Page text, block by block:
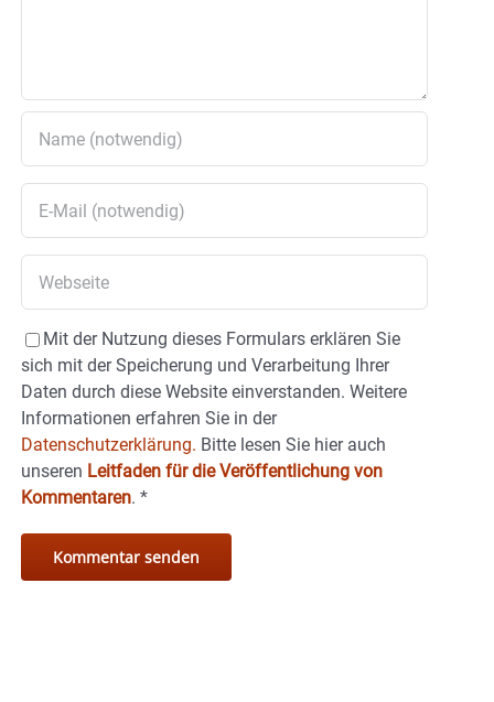
Mit der Nutzung dieses Formulars erklären Sie
sich mit der Speicherung und Verarbeitung Ihrer
Daten durch diese Website einverstanden. Weitere
Informationen erfahren Sie in der
Datenschutzerklärung. Bitte lesen Sie hier auch
unseren Leitfaden für die Veröffentlichung von
Kommentaren. *